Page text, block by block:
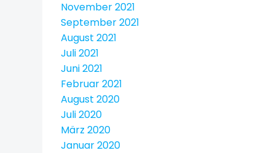
November 2021
September 2021
August 2021
Juli 2021
Juni 2021
Februar 2021
August 2020
Juli 2020
März 2020
Januar 2020